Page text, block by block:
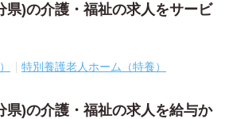
県)の介護・福祉の求人をサービ
特別養護老人ホーム（特養）
県)の介護・福祉の求人を給与か